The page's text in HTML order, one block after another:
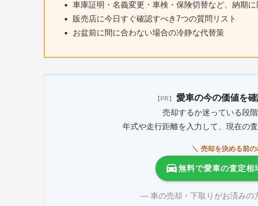
車庫証明・名義変更・車検・保険切替など、納期
販売店に今日すぐ確認すべき7つの質問リスト
お盆前に間に合わない場合の冷静な代替策
【PR】 愛車の今の価値を
売却するか迷っている段
年式や走行距離を入力して、現在の
＼ 売却を決める前
無料で愛車の査定相
― 車の売却・下取りがお済みの